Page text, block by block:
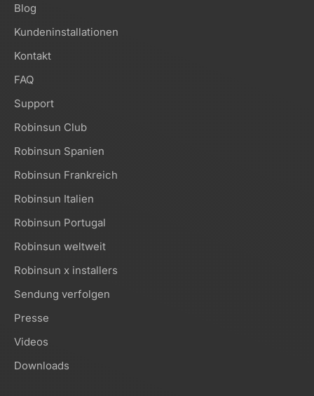
Blog
Kundeninstallationen
Kontakt
FAQ
Support
Robinsun Club
Robinsun Spanien
Robinsun Frankreich
Robinsun Italien
Robinsun Portugal
Robinsun weltweit
Robinsun x installers
Sendung verfolgen
Presse
Videos
Downloads